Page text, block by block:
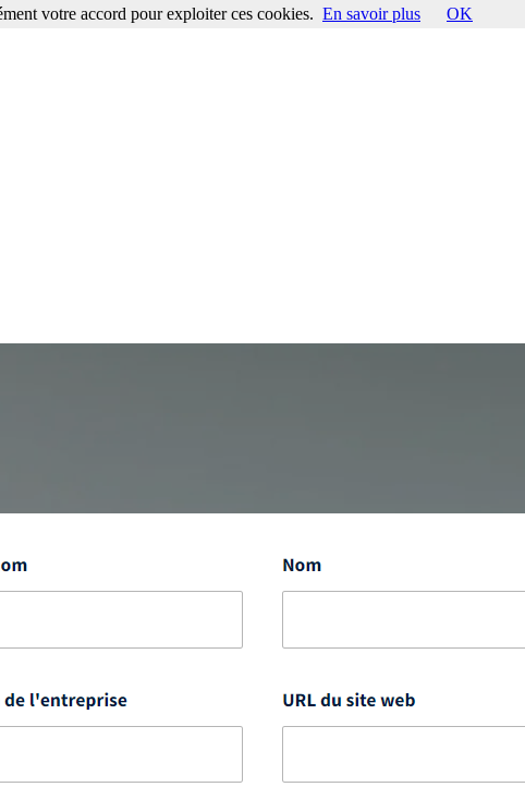
votre accord pour exploiter ces cookies. En savoir plus OK